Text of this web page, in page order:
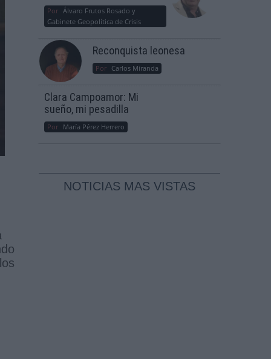
Por Álvaro Frutos Rosado y
Gabinete Geopolítica de Crisis
Reconquista leonesa
Por Carlos Miranda
Clara Campoamor: Mi
sueño, mi pesadilla
Por María Pérez Herrero
NOTICIAS MAS VISTAS